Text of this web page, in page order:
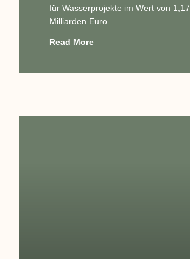
für Wasserprojekte im Wert von 1,17
Milliarden Euro
Read More